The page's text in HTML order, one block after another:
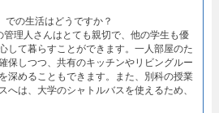
での生活はどうですか？
理人さんはとても親切で、他の学生も優
して暮らすことができます。一人部屋のた
保しつつ、共有のキッチンやリビングルー
深めることもできます。また、別科の授業
へは、大学のシャトルバスを使えるため、